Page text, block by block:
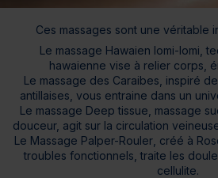
Ces massages sont une véritable
Le massage Hawaien lomi-lomi ,
hawaienne vise à relier corps,
Le massage des Caraibes , inspiré
antillaises, vous entraine dans un
Le massage Deep tissue , massage
douceur, agit sur la circulation
Le Massage Palper-Rouler , créé à
troubles fonctionnels, traite les
cellulite.